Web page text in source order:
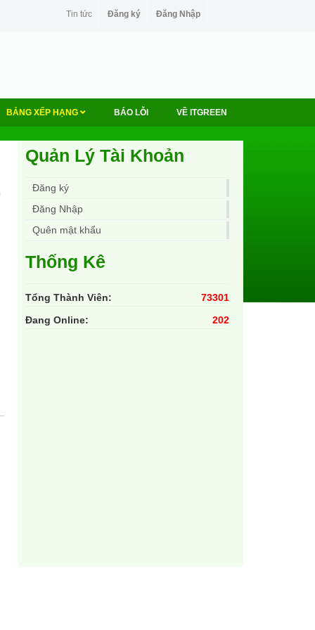
Tin tức Đăng ký Đăng Nhập
BẢNG XẾP HẠNG BÁO LỖI VỀ ITGREEN
Quản Lý Tài Khoản
Đăng ký
Đăng Nhập
Quên mật khẩu
Thống Kê
Tổng Thành Viên:
73301
Đang Online:
202